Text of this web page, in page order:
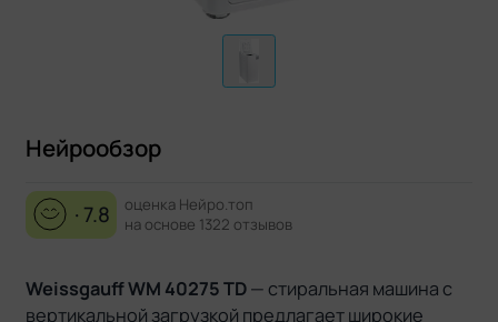
Нейрообзор
· 7.8
оценка Нейро.топ
на основе 1322 отзывов
Weissgauff WM 40275 TD— стиральная машина с
вертикальной загрузкой предлагает широкие